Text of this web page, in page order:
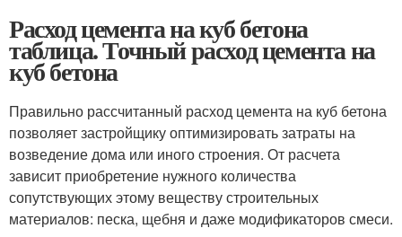
Расход цемента на куб бетона
таблица. Точный расход цемента на
куб бетона
Правильно рассчитанный расход цемента на куб бетона
позволяет застройщику оптимизировать затраты на
возведение дома или иного строения. От расчета
зависит приобретение нужного количества
сопутствующих этому веществу строительных
материалов: песка, щебня и даже модификаторов смеси.